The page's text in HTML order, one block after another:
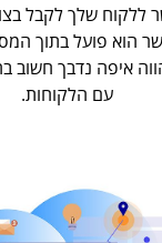
ללקוח שלך לקבל
הוא פועל בתוך
איפה נדבך חשוב
עם הלקוחות.